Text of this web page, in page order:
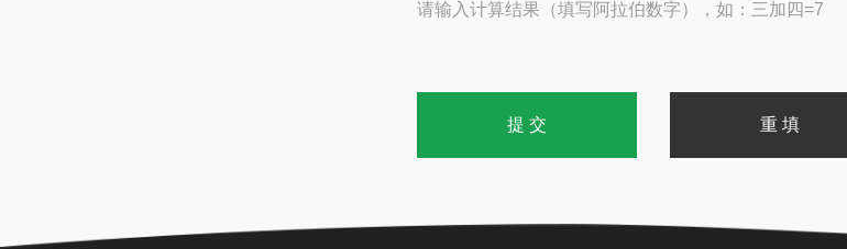
请输入计算结果（填写阿拉伯数字），如：三加四=7